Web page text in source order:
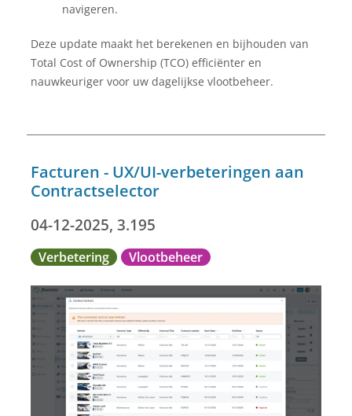
navigeren.
Deze update maakt het berekenen en bijhouden van
Total Cost of Ownership (TCO) efficiënter en
nauwkeuriger voor uw dagelijkse vlootbeheer.
Facturen - UX/UI-verbeteringen aan
Contractselector
04-12-2025, 3.195
Verbetering Vlootbeheer